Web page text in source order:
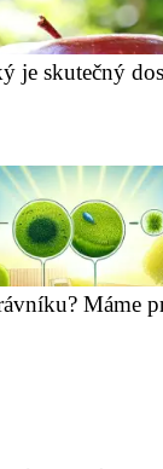
je skutečný
Máme